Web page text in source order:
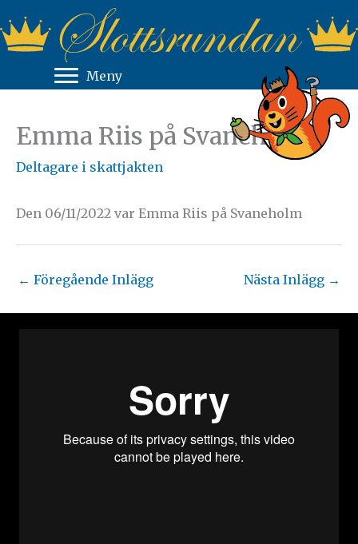
till
innehåll
Meny
Emma Riis på Svaneholm
Deltagare i skattjakten
Den 06/11/2022 var Emma Riis på Svaneholm
← Föregående Inlägg Nästa Inlägg →